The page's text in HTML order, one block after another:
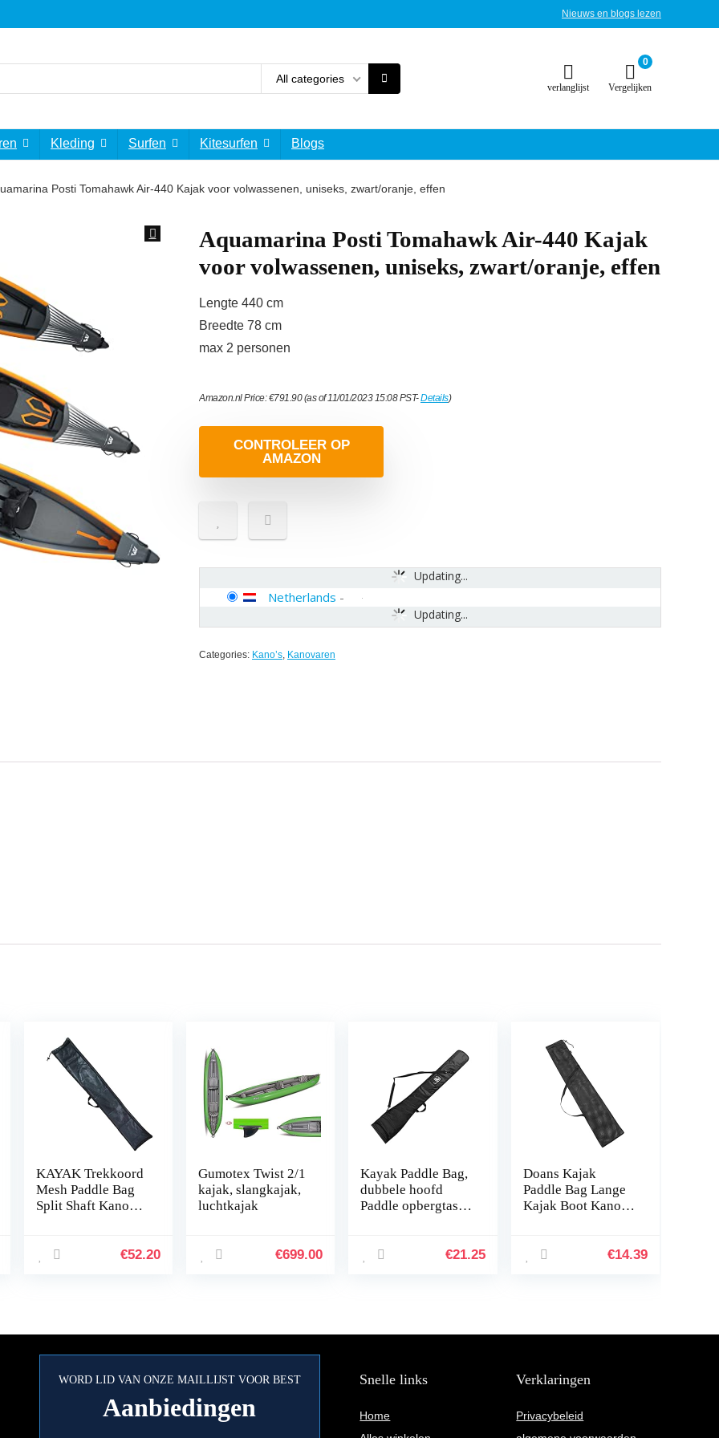
Nieuws en blogs lezen
All categories
verlanglijst
0
Vergelijken
Kleding Surfen Kitesurfen Blogs
Posti Tomahawk Air-440 Kajak voor volwassenen, uniseks, zwart/oranje, effen
Aquamarina Posti Tomahawk Air-440 Kajak
voor volwassenen, uniseks, zwart/oranje, effen
Lengte 440 cm
Breedte 78 cm
max 2 personen
Amazon.nl Price:€791.90(as of 11/01/2023 15:08 PST-Details)
CONTROLEER OP
AMAZON
Updating...
Updating...
Netherlands -
Categories: Kano’s, Kanovaren
KAYAK Trekkoord
Mesh Paddle Bag
Split Shaft Kano
Kajak Oar Bag €52.20
Gumotex Twist 2/1
kajak, slangkajak,
luchtkajak
€699.00
Kayak Paddle Bag,
dubbele hoofd
Paddle opbergtas,
opbergtas,
€21.25
Doans Kajak
Paddle Bag Lange
Kajak Boot Kano
SUP Paddles Cover
€14.39
WORD LID VAN ONZE MAILLIJST VOOR BEST
Aanbiedingen
Snelle links
Home
Verklaringen
Privacybeleid